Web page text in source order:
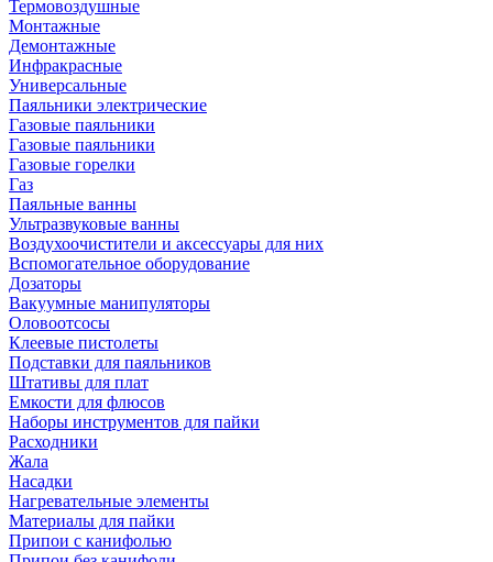
Термовоздушные
Монтажные
Демонтажные
Инфракрасные
Универсальные
Паяльники электрические
Газовые паяльники
Газовые паяльники
Газовые горелки
Газ
Паяльные ванны
Ультразвуковые ванны
Воздухоочистители и аксессуары для них
Вспомогательное оборудование
Дозаторы
Вакуумные манипуляторы
Оловоотсосы
Клеевые пистолеты
Подставки для паяльников
Штативы для плат
Емкости для флюсов
Наборы инструментов для пайки
Расходники
Жала
Насадки
Нагревательные элементы
Материалы для пайки
Припои с канифолью